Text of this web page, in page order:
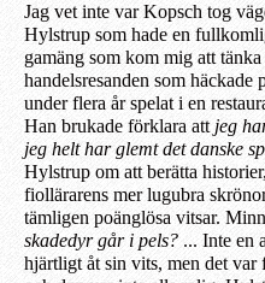
Jag vet inte var Kopsch tog
Hylstrup som hade en
gamäng som kom mig att
handelsresanden som
under flera år spelat i en
Han brukade förklara att jeg
jeg helt har glemt det danske
Hylstrup om att berätta
fiollärarens mer lugubra
tämligen poänglösa vitsar.
skadedyr går i pels? ... Inte en
hjärtligt åt sin vits, men det var